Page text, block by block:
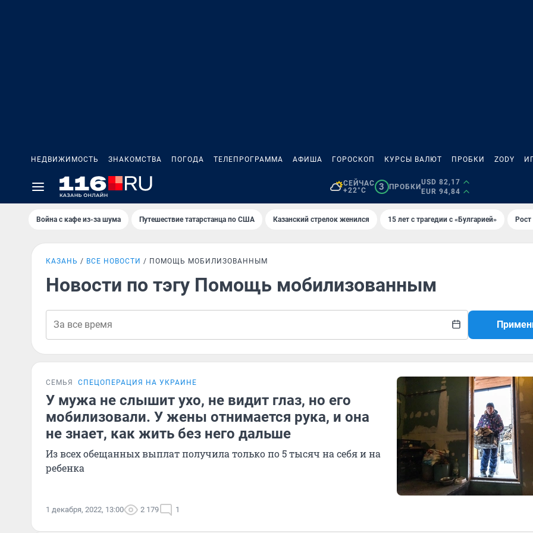
НЕДВИЖИМОСТЬ ЗНАКОМСТВА ПОГОДА ТЕЛЕПРОГРАММА АФИША ГОРОСКОП КУРСЫ ВАЛЮТ ПРОБКИ ZODY
СЕЙЧАС
+22°C
3 ПРОБКИ
USD 82,17
EUR 94,84
Война с кафе из-за шума Путешествие татарстанца по США Казанский стрелок женился 15 лет с трагедии с «Булгарией»
КАЗАНЬ ВСЕ НОВОСТИ ПОМОЩЬ МОБИЛИЗОВАННЫМ
Новости по тэгу Помощь мобилизованным
СЕМЬЯ СПЕЦОПЕРАЦИЯ НА УКРАИНЕ
У мужа не слышит ухо, не видит глаз, но его
мобилизовали. У жены отнимается рука, и она
не знает, как жить без него дальше
Из всех обещанных выплат получила только по 5 тысяч на себя и на
ребенка
1 декабря, 2022, 13:00 2 179 1